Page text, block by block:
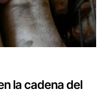
la cadena del